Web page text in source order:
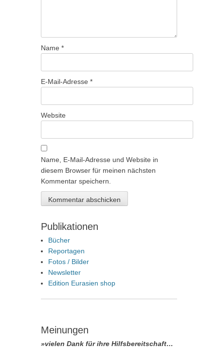
Name *
E-Mail-Adresse *
Website
Name, E-Mail-Adresse und Website in
diesem Browser für meinen nächsten
Kommentar speichern.
Publikationen
Bücher
Reportagen
Fotos / Bilder
Newsletter
Edition Eurasien shop
Meinungen
»vielen Dank für ihre Hilfsbereitschaft…